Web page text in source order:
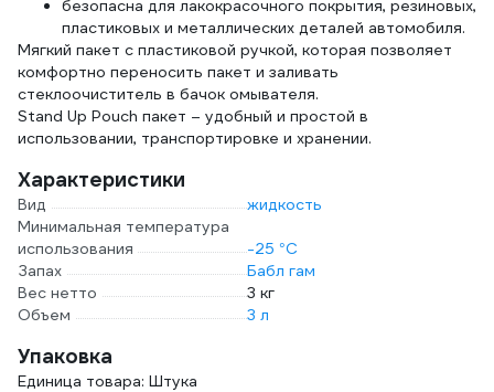
безопасна для лакокрасочного покрытия, резиновых,
пластиковых и металлических деталей автомобиля.
Мягкий пакет с пластиковой ручкой, которая позволяет
комфортно переносить пакет и заливать
стеклоочиститель в бачок омывателя.
Stand Up Pouch пакет – удобный и простой в
использовании, транспортировке и хранении.
Характеристики
Вид
жидкость
Минимальная температура
использования
-25 °С
Запах
Бабл гам
Вес нетто
3 кг
Объем
3 л
Упаковка
Единица товара: Штука